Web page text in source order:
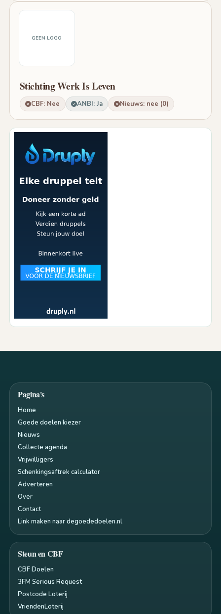
GEEN LOGO
Stichting Werk Is Leven
CBF: Nee ANBI: Ja Nieuws: nee (0)
Pagina's
Home
Goede doelen kiezer
Nieuws
Collecte agenda
Vrijwilligers
Schenkingsaftrek calculator
Adverteren
Over
Contact
Link maken naar degoededoelen.nl
Steun en CBF
CBF Doelen
3FM Serious Request
Postcode Loterij
VriendenLoterij